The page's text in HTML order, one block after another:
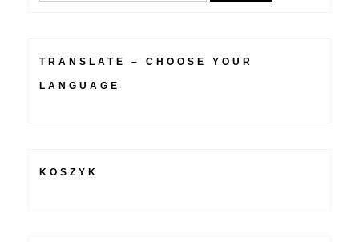
TRANSLATE – CHOOSE YOUR
LANGUAGE
KOSZYK